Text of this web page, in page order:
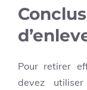
Pour retirer
devez